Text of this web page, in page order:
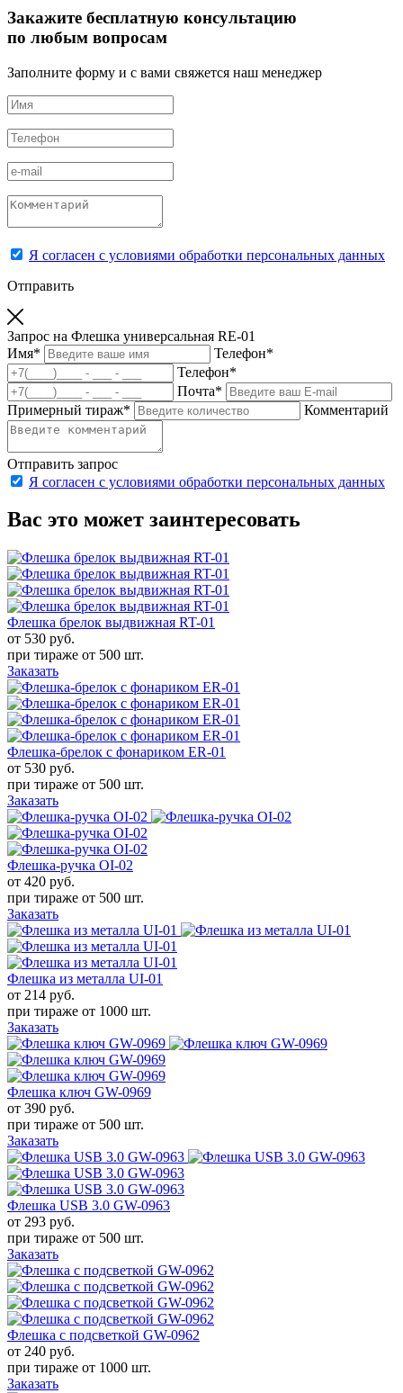
Закажите бесплатную консультацию
по любым вопросам
Заполните форму и с вами свяжется наш менеджер
Я согласен с условиями обработки персональных данных
Отправить
Запрос на Флешка универсальная RE-01
Имя* Телефон*
Телефон*
Почта*
Примерный тираж* Комментарий
Отправить запрос
Я согласен с условиями обработки персональных данных
Вас это может заинтересовать
Флешка брелок выдвижная RT-01
от 530 руб.
при тираже от 500 шт.
Заказать
Флешка-брелок с фонариком ER-01
от 530 руб.
при тираже от 500 шт.
Заказать
Флешка-ручка OI-02
от 420 руб.
при тираже от 500 шт.
Заказать
Флешка из металла UI-01
от 214 руб.
при тираже от 1000 шт.
Заказать
Флешка ключ GW-0969
от 390 руб.
при тираже от 500 шт.
Заказать
Флешка USB 3.0 GW-0963
от 293 руб.
при тираже от 500 шт.
Заказать
Флешка с подсветкой GW-0962
от 240 руб.
при тираже от 1000 шт.
Заказать